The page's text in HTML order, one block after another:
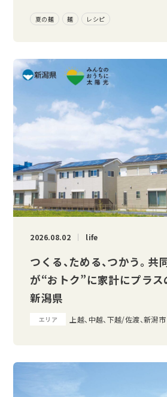
夏の麺 麺 レシピ
2026.08.02 life
つくる、ためる、つかう。
が“おトク”に家計にプラス
新潟県
エリア 上越、中越、下越/佐渡、新潟市